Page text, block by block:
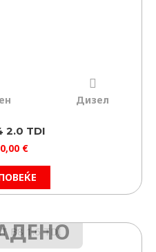
Дизел
2.0 TDI
€